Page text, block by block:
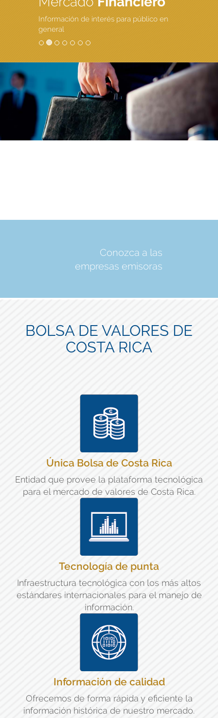
Información de interés para público en
general
Conozca a las
empresas emisoras
BOLSA DE VALORES DE
COSTA RICA
Única Bolsa de Costa Rica
Entidad que provee la plataforma tecnológica
para el mercado de valores de Costa Rica.
Tecnología de punta
Infraestructura tecnológica con los más altos
estándares internacionales para el manejo de
información.
Información de calidad
Ofrecemos de forma rápida y eficiente la
información histórica de nuestro mercado.